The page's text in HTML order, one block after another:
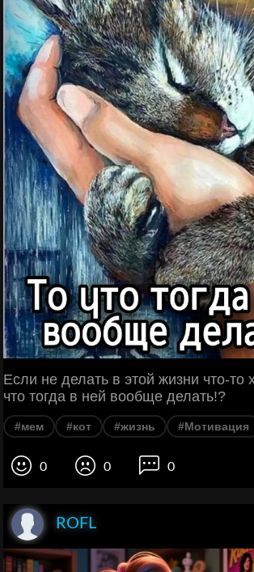
Если не делать в этой жизни что-то
что тогда в ней вообще делать!?
#мем #кот #жизнь #Мотивация
0 0 0
ROFL